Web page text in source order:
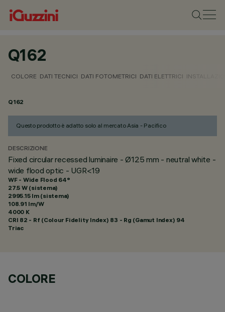
Q162
COLORE DATI TECNICI DATI FOTOMETRICI DATI ELETTRICI
Q162
Questo prodotto è adatto solo al mercato Asia - Pacifico
DESCRIZIONE
Fixed circular recessed luminaire - Ø125 mm - neutral white -
wide flood optic - UGR<19
WF - Wide Flood 64°
27.5 W (sistema)
2995.15 lm (sistema)
108.91 lm/W
4000 K
CRI 82 - Rf (Colour Fidelity Index) 83 - Rg (Gamut Index) 94
Triac
COLORE